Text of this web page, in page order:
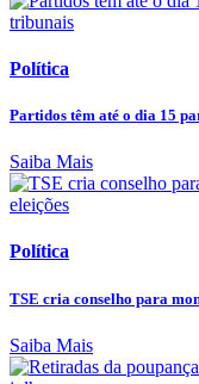
Política
Partidos têm até o dia 15
Saiba Mais
Política
TSE cria conselho para
Saiba Mais